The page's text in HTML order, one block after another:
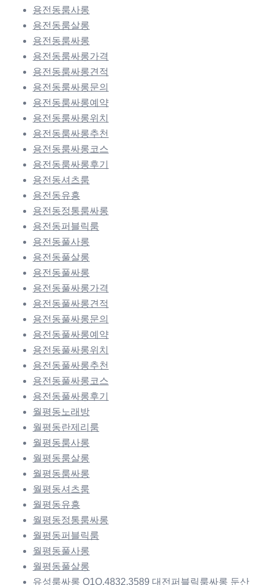
용전동룸사롱
용전동룸살롱
용전동룸싸롱
용전동룸싸롱가격
용전동룸싸롱견적
용전동룸싸롱문의
용전동룸싸롱예약
용전동룸싸롱위치
용전동룸싸롱추천
용전동룸싸롱코스
용전동룸싸롱후기
용전동셔츠룸
용전동유흥
용전동정통룸싸롱
용전동퍼블릭룸
용전동풀사롱
용전동풀살롱
용전동풀싸롱
용전동풀싸롱가격
용전동풀싸롱견적
용전동풀싸롱문의
용전동풀싸롱예약
용전동풀싸롱위치
용전동풀싸롱추천
용전동풀싸롱코스
용전동풀싸롱후기
월평동노래방
월평동란제리룸
월평동룸사롱
월평동룸살롱
월평동룸싸롱
월평동셔츠룸
월평동유흥
월평동정통룸싸롱
월평동퍼블릭룸
월평동풀사롱
월평동풀살롱
유성룸싸롱 O1O.4832.3589 대전퍼블릭룸싸롱 둔산